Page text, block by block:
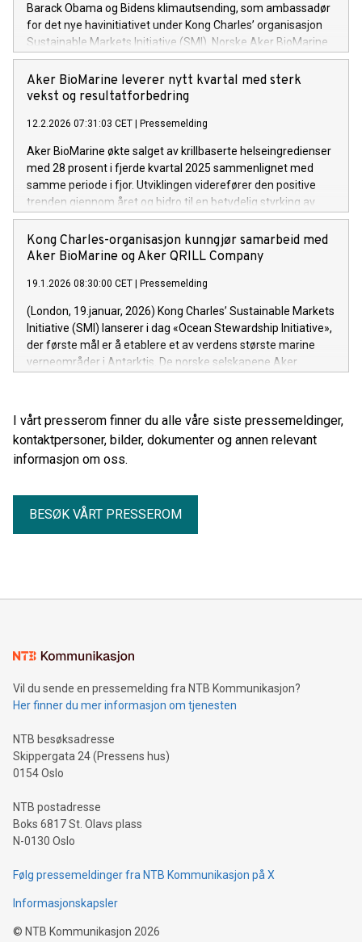
Barack Obama og Bidens klimautsending, som ambassadør
for det nye havinitiativet under Kong Charles’ organisasjon
Sustainable Markets Initiative (SMI). Norske Aker BioMarine
og Aker QRILL Company er medgrunnleggere av initiativet,
der første mål er å etablere et av verdens største marine
verneområder i Antarktis.
Aker BioMarine leverer nytt kvartal med sterk
vekst og resultatforbedring
12.2.2026 07:31:03 CET Pressemelding
Aker BioMarine økte salget av krillbaserte helseingredienser
med 28 prosent i fjerde kvartal 2025 sammenlignet med
samme periode i fjor. Utviklingen viderefører den positive
trenden gjennom året og bidro til en betydelig styrking av
lønnsomheten.
Kong Charles-organisasjon kunngjør samarbeid med
Aker BioMarine og Aker QRILL Company
19.1.2026 08:30:00 CET Pressemelding
(London, 19.januar, 2026) Kong Charles’ Sustainable Markets
Initiative (SMI) lanserer i dag «Ocean Stewardship Initiative»,
der første mål er å etablere et av verdens største marine
verneområder i Antarktis. De norske selskapene Aker
I vårt presserom finner du alle våre siste pressemeldinger,
kontaktpersoner, bilder, dokumenter og annen relevant
informasjon om oss.
BESØK VÅRT PRESSEROM
Vil du sende en pressemelding fra NTB Kommunikasjon?
Her finner du mer informasjon om tjenesten
NTB besøksadresse
Skippergata 24 (Pressens hus)
0154 Oslo
NTB postadresse
Boks 6817 St. Olavs plass
N-0130 Oslo
Følg pressemeldinger fra NTB Kommunikasjon på X
Informasjonskapsler
© NTB Kommunikasjon 2026